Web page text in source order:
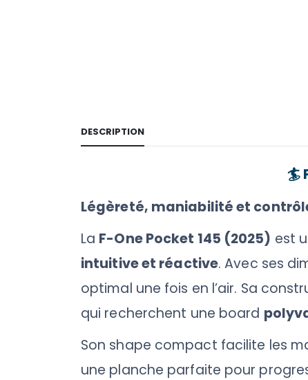
DESCRIPTION
🏄
Légèreté, maniabilité et
La F-One Pocket 145 (2025) est
intuitive et réactive. Avec ses
optimal une fois en l’air. Sa
qui recherchent une board
Son shape compact facilite les
une planche parfaite pour